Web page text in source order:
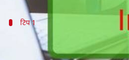
टिप 1
बैंक पर रिसर्च करके जाएं
जब भी आप किसी बैंक में